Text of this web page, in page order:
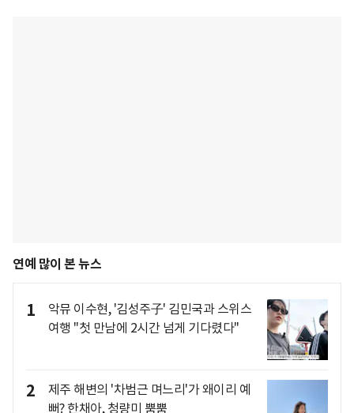
연예 많이 본 뉴스
1
악뮤 이수현, '김성주子' 김민국과 스위스
여행 "첫 만남에 2시간 넘게 기다렸다"
2
제주 해변의 '차범근 며느리'가 왜이리 예
뻐? 한채아, 청량미 뿜뿜